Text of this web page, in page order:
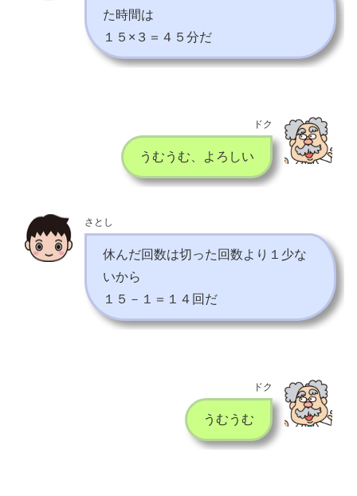
た時間は
１５×３＝４５分だ
ドク
うむうむ、よろしい
さとし
休んだ回数は切った回数より１少な
いから
１５－１＝１４回だ
ドク
うむうむ